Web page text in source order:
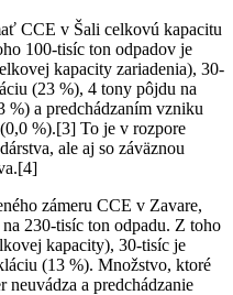
CCE v Šali celkovú kapacitu
100-tisíc ton odpadov je
kapacity zariadenia), 30-
(23 %), 4 tony pôjdu na
%) a predchádzaním vzniku
%).[3] To je v rozpore
ale aj so záväznou
zámeru CCE v Zavare,
230-tisíc ton odpadu. Z toho
kapacity), 30-tisíc je
(13 %). Množstvo, ktoré
neuvádza a predchádzanie